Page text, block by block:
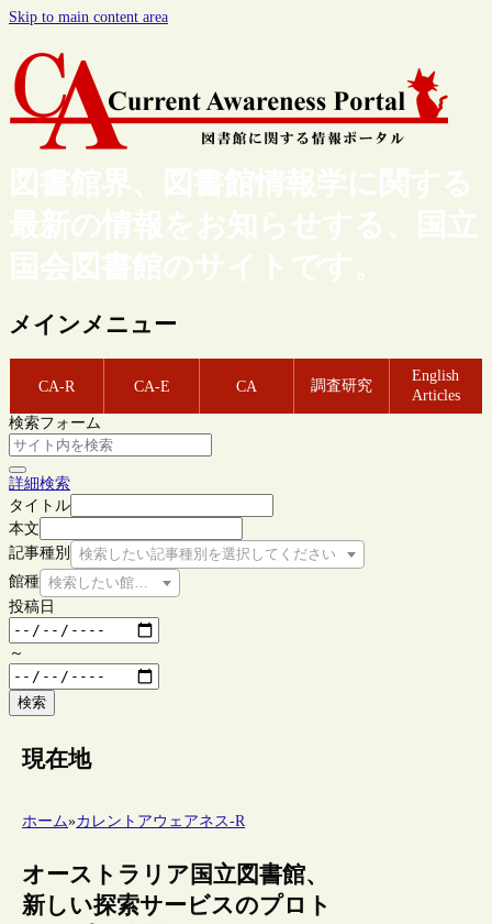
Skip to main content area
図書館界、図書館情報学に関する
最新の情報をお知らせする、国立
国会図書館のサイトです。
メインメニュー
CA-R CA-E CA 調査研究
English
Articles
検索フォーム
詳細検索
タイトル
本文
記事種別
検索したい記事種別を選択してください
館種 検索したい館種を選択してください
投稿日
～
検索
現在地
ホーム»カレントアウェアネス-R
オーストラリア国立図書館、
新しい探索サービスのプロト